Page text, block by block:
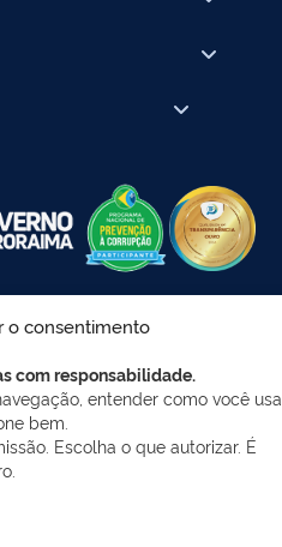
o consentimento
com responsabilidade.
entender como você
bem.
Escolha o que autorizar. É
de Tecnologia da
- SELC